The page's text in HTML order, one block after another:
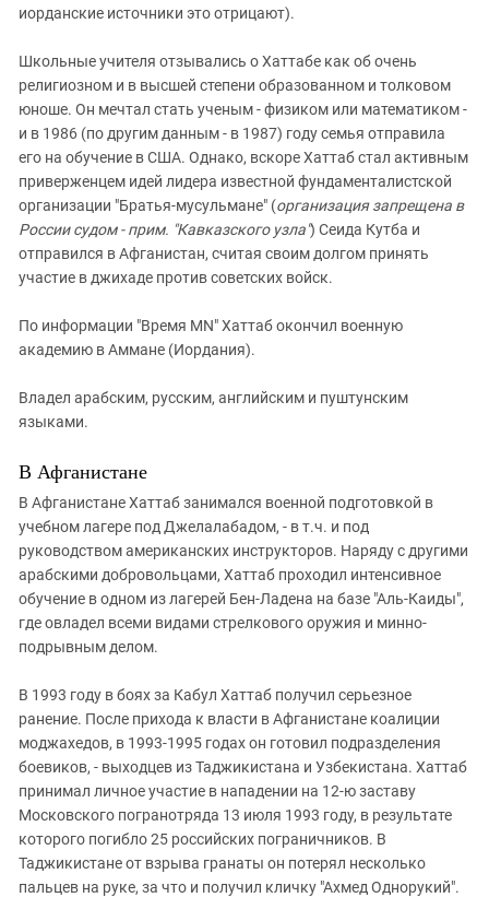
иорданские источники это отрицают).
Школьные учителя отзывались о Хаттабе как об очень
религиозном и в высшей степени образованном и толковом
юноше. Он мечтал стать ученым - физиком или математиком -
и в 1986 (по другим данным - в 1987) году семья отправила
его на обучение в США. Однако, вскоре Хаттаб стал активным
приверженцем идей лидера известной фундаменталистской
организации "Братья-мусульмане" (организация запрещена в
России судом - прим. "Кавказского узла") Сеида Кутба и
отправился в Афганистан, считая своим долгом принять
участие в джихаде против советских войск.
По информации "Время MN" Хаттаб окончил военную
академию в Аммане (Иордания).
Владел арабским, русским, английским и пуштунским
языками.
В Афганистане
В Афганистане Хаттаб занимался военной подготовкой в
учебном лагере под Джелалабадом, - в т.ч. и под
руководством американских инструкторов. Наряду с другими
арабскими добровольцами, Хаттаб проходил интенсивное
обучение в одном из лагерей Бен-Ладена на базе "Аль-Каиды",
где овладел всеми видами стрелкового оружия и минно-
подрывным делом.
В 1993 году в боях за Кабул Хаттаб получил серьезное
ранение. После прихода к власти в Афганистане коалиции
моджахедов, в 1993-1995 годах он готовил подразделения
боевиков, - выходцев из Таджикистана и Узбекистана. Хаттаб
принимал личное участие в нападении на 12-ю заставу
Московского погранотряда 13 июля 1993 году, в результате
которого погибло 25 российских пограничников. В
Таджикистане от взрыва гранаты он потерял несколько
пальцев на руке, за что и получил кличку "Ахмед Однорукий".